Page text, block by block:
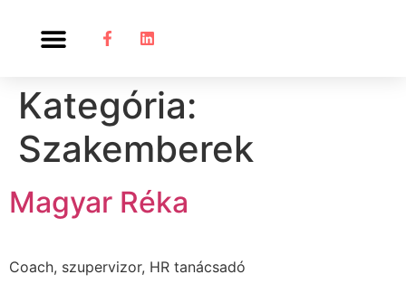
Kategória:
Szakemberek
Magyar Réka
Coach, szupervizor, HR tanácsadó